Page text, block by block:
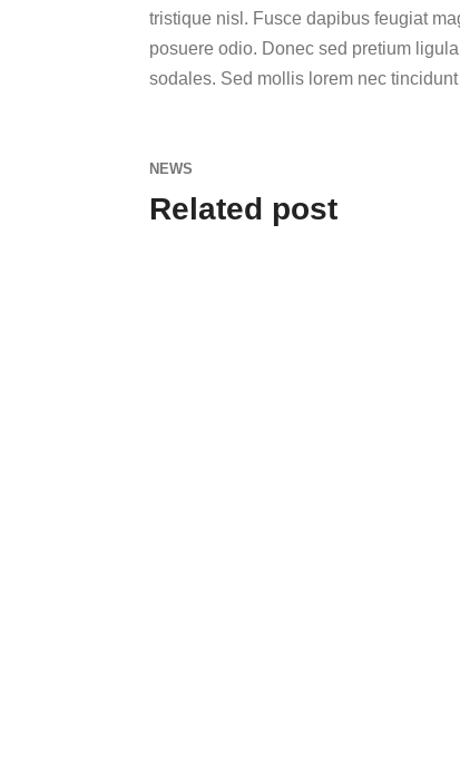
tristique nisl. Fusce dapibus feugiat
posuere odio. Donec sed pretium
sodales. Sed mollis lorem nec
NEWS
Related post